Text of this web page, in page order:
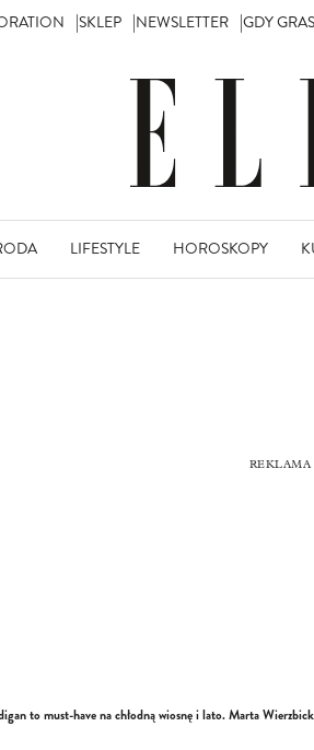
SKLEP NEWSLETTER GDY
LIFESTYLE HOROSKOPY
to must-have na chłodną wiosnę i lato. Marta